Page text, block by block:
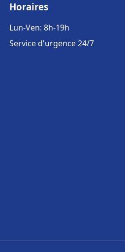
Horaires
Lun-Ven: 8h-19h
Service d'urgence 24/7